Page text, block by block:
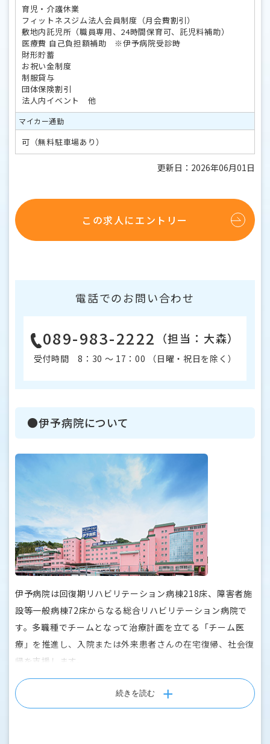
育児・介護休業
フィットネスジム法人会員制度（月会費割引）
敷地内託児所（職員専用、24時間保育可、託児料補助）
医療費 自己負担額補助 ※伊予病院受診時
財形貯蓄
お祝い金制度
制服貸与
団体保険割引
法人内イベント 他
マイカー通勤
可（無料駐車場あり）
更新日：2026年06月01日
この求人にエントリー
電話でのお問い合わせ
089-983-2222 （担当：大森）
受付時間 8：30 〜 17：00 （日曜・祝日を除く）
●伊予病院について
伊予病院は回復期リハビリテーション病棟218床、障害者施
設等一般病棟72床からなる総合リハビリテーション病院で
す。多職種でチームとなって治療計画を立てる「チーム医
療」を推進し、入院または外来患者さんの在宅復帰、社会復
帰を支援します。
見晴らしのいい高台に立地し、自然あふれる穏やかな環境で
患者さんには療養生活を送っていただいています。
続きを読む